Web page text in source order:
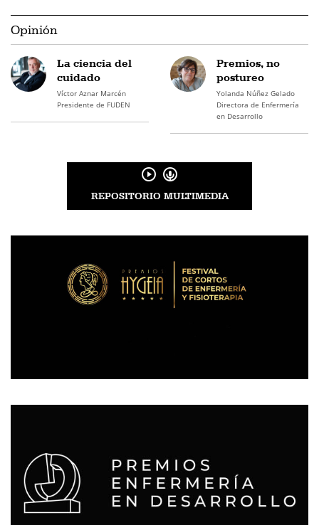
Opinión
La ciencia del
cuidado
Víctor Aznar Marcén
Presidente de FUDEN
Premios, no
postureo
Yolanda Núñez Gelado
Directora de Enfermería
en Desarrollo
REPOSITORIO MULTIMEDIA